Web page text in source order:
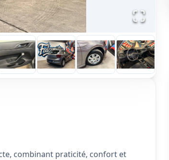
combinant praticité, confort et